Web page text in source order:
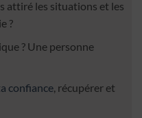
attiré les situations et les
?
? Une personne
confiance, récupérer et